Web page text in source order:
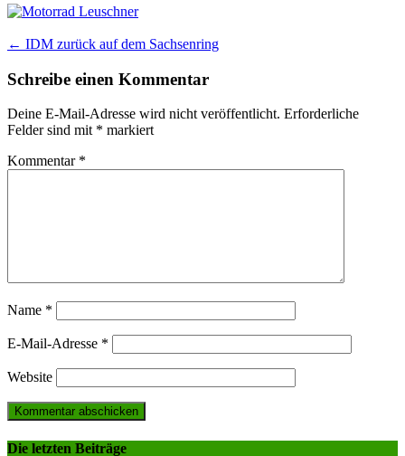
Post
navigation
← IDM zurück auf dem Sachsenring
Schreibe einen Kommentar
Deine E-Mail-Adresse wird nicht veröffentlicht. Erforderliche
Felder sind mit * markiert
Kommentar *
Name *
E-Mail-Adresse *
Website
Die letzten Beiträge